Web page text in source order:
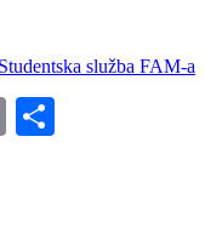
Studentska služba FAM-a
Copy